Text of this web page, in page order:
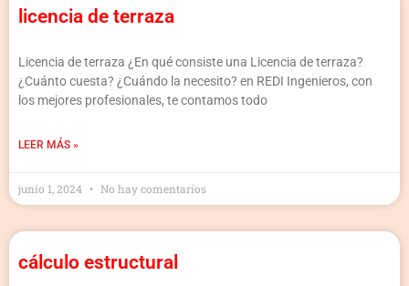
licencia de terraza
Licencia de terraza ¿En qué consiste una Licencia de terraza?
¿Cuánto cuesta? ¿Cuándo la necesito? en REDI Ingenieros, con
los mejores profesionales, te contamos todo
LEER MÁS »
junio 1, 2024 No hay comentarios
cálculo estructural